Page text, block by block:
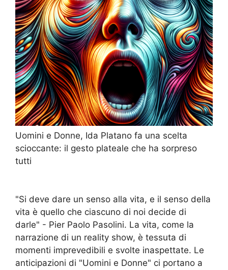
Uomini e Donne, Ida Platano fa una scelta
scioccante: il gesto plateale che ha sorpreso
tutti
"Si deve dare un senso alla vita, e il senso della
vita è quello che ciascuno di noi decide di
darle" - Pier Paolo Pasolini. La vita, come la
narrazione di un reality show, è tessuta di
momenti imprevedibili e svolte inaspettate. Le
anticipazioni di "Uomini e Donne" ci portano a